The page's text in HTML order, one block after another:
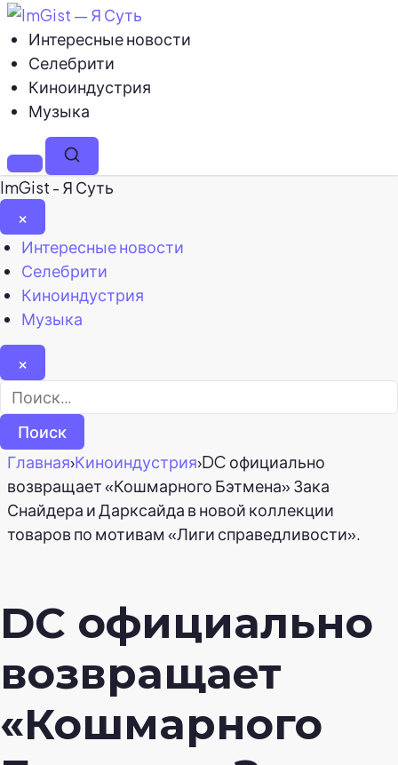
Интересные новости
Селебрити
Киноиндустрия
Музыка
МенюПоиск
ImGist - Я Суть
×
Закрыть
меню
Интересные новости
Селебрити
Киноиндустрия
Музыка
×
Найти:
Главная›Киноиндустрия›DC официально
возвращает «Кошмарного Бэтмена» Зака
Снайдера и Дарксайда в новой коллекции
товаров по мотивам «Лиги справедливости».
DC официально
возвращает
«Кошмарного